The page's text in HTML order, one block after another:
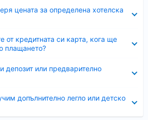
цената за определена хотелска
от кредитната си карта, кога ще
плащането?
депозит или предварително
допълнително легло или детско